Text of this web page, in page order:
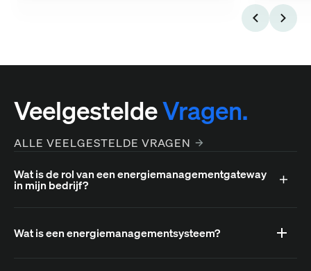
VeelgesteldeVragen.
ALLE VEELGESTELDE VRAGEN
Wat is de rol van een energiemanagementgateway
in mijn bedrijf?
Wat is een energiemanagementsysteem?